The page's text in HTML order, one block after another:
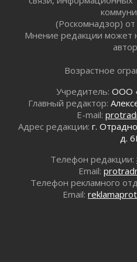
С рабочим визитом
В Шлиссельбурге
Новые возможности
За сухими цифрами —
От инженера-
Генеральная
31 июля 2026
Открытое сердце и
(Роскомнадзор)
Мнение редакции может
Возрастное
Учредитель: ООО
Главный редактор:
E-mail:
Адрес редакции: г.
д.
Телефон редакции:
Email:
Телефон рекламного
Email: